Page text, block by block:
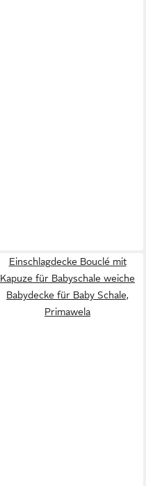
Einschlagdecke Bouclé mit
Kapuze für Babyschale weiche
Babydecke für Baby Schale,
Primawela